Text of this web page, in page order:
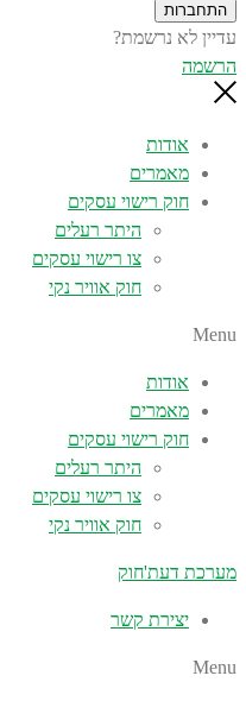
התחברות
עדיין לא נרשמת?
הרשמה
אודות
מאמרים
חוק רישוי עסקים
היתר רעלים
צו רישוי עסקים
חוק אוויר נקי
Menu
אודות
מאמרים
חוק רישוי עסקים
היתר רעלים
צו רישוי עסקים
חוק אוויר נקי
מערכת דעת'חוק
יצירת קשר
Menu